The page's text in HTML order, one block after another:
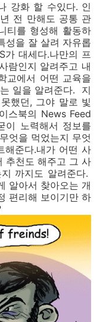
강화 할 수있다. 인
전 만해도 공통 관
티를 형성해 활동하
성을 잘 살려 자유롭
가 대세다.나만의 프
람인지 알려주고 내
교에서 어떤 교육을
일을 알려준다. 지
했던, 그야 말로 빛
스북의 News Feed
이 노력해서 정보를
엇을 먹었는지 무엇
해준다.내가 어떤 사
추천도 해주고 그 사
까지도 알려준다.
알아서 찾아오는 개
편리해 보이기만 하